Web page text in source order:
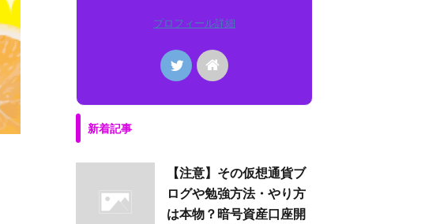
プロフィール詳細
新着記事
【注意】その仮想通貨ブ
ログや勉強方法・やり方
は本物？暗号資産口座開